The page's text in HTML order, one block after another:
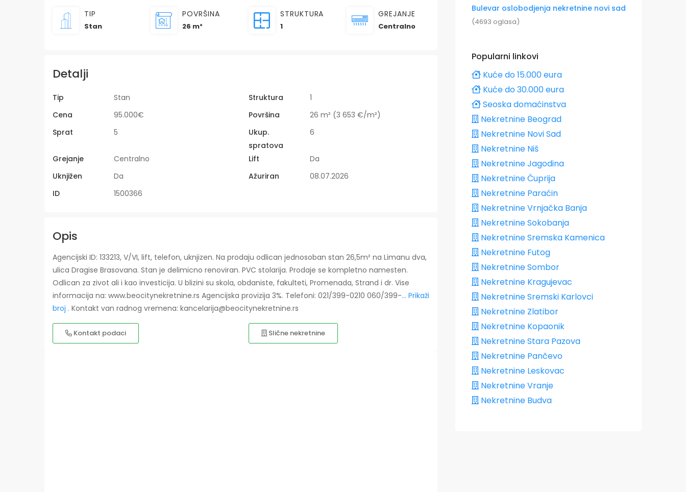
TIP
Stan
POVRŠINA
26 m²
STRUKTURA
1
GREJANJE
Centralno
Detalji
Tip Stan Struktura
1
Cena
95.000€ Površina
26 m² (3 653 €/m²)
Sprat
5
Ukup.
spratova
6
Grejanje Centralno Lift
Da
Uknjižen
Da Ažuriran
08.07.2026
ID
1500366
Opis
Agencijski ID: 133213, V/VI, lift, telefon, uknjizen. Na prodaju odlican jednosoban stan 26,5m² na Limanu dva,
ulica Dragise Brasovana. Stan je delimicno renoviran. PVC stolarija. Prodaje se kompletno namesten.
Odlican za zivot ali i kao investicija. U blizini su skola, obdaniste, fakulteti, Promenada, Strand i dr. Vise
informacija na: www.beocitynekretnine.rs Agencijska provizija 3%. Telefoni: 021/399-0210 060/399-... Prikaži
broj . Kontakt van radnog vremena: kancelarija@beocitynekretnine.rs
Kontakt podaci Slične nekretnine
Bulevar oslobodjenja nekretnine novi sad
(4693 oglasa)
Popularni linkovi
Kuće do 15.000 eura
Kuće do 30.000 eura
Seoska domaćinstva
Nekretnine Beograd
Nekretnine Novi Sad
Nekretnine Niš
Nekretnine Jagodina
Nekretnine Ćuprija
Nekretnine Paraćin
Nekretnine Vrnjačka Banja
Nekretnine Sokobanja
Nekretnine Sremska Kamenica
Nekretnine Futog
Nekretnine Sombor
Nekretnine Kragujevac
Nekretnine Sremski Karlovci
Nekretnine Zlatibor
Nekretnine Kopaonik
Nekretnine Stara Pazova
Nekretnine Pančevo
Nekretnine Leskovac
Nekretnine Vranje
Nekretnine Budva